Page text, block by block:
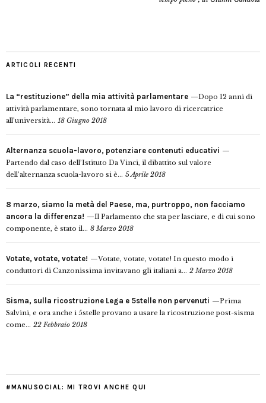
ARTICOLI RECENTI
La “restituzione” della mia attività parlamentare
Dopo 12 anni di
attività parlamentare, sono tornata al mio lavoro di ricercatrice
all’università... 18 Giugno 2018
Alternanza scuola-lavoro, potenziare contenuti educativi
Partendo dal caso dell’Istituto Da Vinci, il dibattito sul valore
dell’alternanza scuola-lavoro si è... 5 Aprile 2018
8 marzo, siamo la metà del Paese, ma, purtroppo, non facciamo
ancora la differenza!
Il Parlamento che sta per lasciare, e di cui sono
componente, è stato il... 8 Marzo 2018
Votate, votate, votate!
Votate, votate, votate! In questo modo i
conduttori di Canzonissima invitavano gli italiani a... 2 Marzo 2018
Sisma, sulla ricostruzione Lega e 5stelle non pervenuti
Prima
Salvini, e ora anche i 5stelle provano a usare la ricostruzione post-sisma
come... 22 Febbraio 2018
#MANUSOCIAL: MI TROVI ANCHE QUI